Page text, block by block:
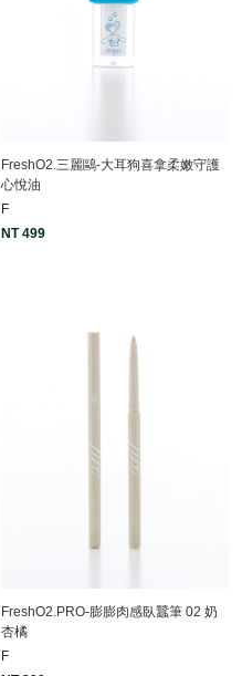
FreshO2.三麗鷗-大耳狗喜拿柔嫩守護
心悅油
F
NT 499
FreshO2.PRO-膨膨肉感臥蠶筆 02 奶
杏橘
F